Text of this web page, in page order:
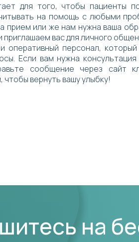
для того, чтобы пациенты
на помощь с любыми
прием или же нам нужна ваша
приглашаем вас для личного
оперативный персонал,
Если вам нужна
сообщение через сайт
вернуть вашу улыбку!
на